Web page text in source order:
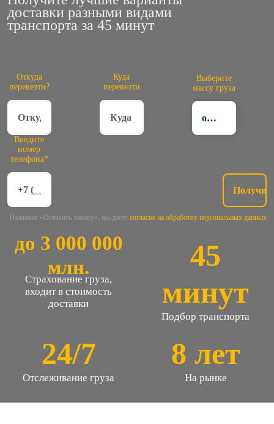
доставки разными видами
транспорта за 45 минут
Откуда
перевезти?
Куда
перевезти
Выберите
массу груза
от 200 кг до 1 тонны
Введите
номер
телефона*
Нажимая «Оставить заявку», вы даете согласие на обработку персональных данных
до 3 000 000
млн.
Страхование груза,
входит в стоимость
доставки
45
минут
Подбор транспорта
24/7
Отслеживание груза
8 лет
На рынке